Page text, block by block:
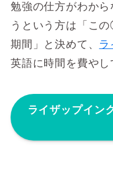
勉強の仕方がわか
うという方は「こ
期間」と決めて、 ラ
英語に時間を費やし
ライザップイン